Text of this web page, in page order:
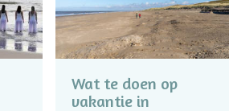
Wat te doen op
vakantie in